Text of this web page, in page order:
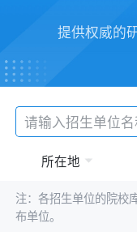
提供权威的
所在地
注：各招生单位的院校
布单位。